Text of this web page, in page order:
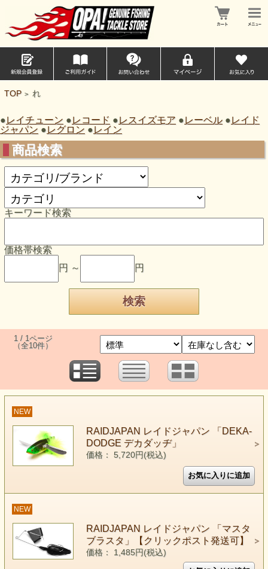
TOP > れ
●レイチューン ●レコード ●レスイズモア ●レーベル ●レイド
ジャパン ●レグロン ●レイン
商品検索
キーワード検索
価格帯検索
円 ～
円
1 / 1ページ
（全10件）
NEW
RAIDJAPAN レイドジャパン 「DEKA-
DODGE デカダッヂ」
価格： 5,720円(税込)
NEW
RAIDJAPAN レイドジャパン 「マスタ
ブラスタ」【クリックポスト発送可】
価格： 1,485円(税込)